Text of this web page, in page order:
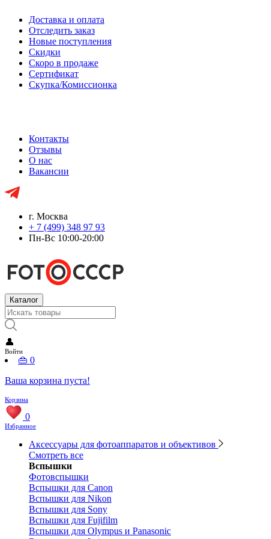
Доставка и оплата
Отследить заказ
Новые поступления
Скидки
Скоро в продаже
Сертификат
Скупка/Комиссионка
Контакты
Отзывы
О нас
Вакансии
г. Москва
+ 7 (499) 348 97 93
Пн-Вс 10:00-20:00
Каталог
👤
Войти
👜 0
Ваша корзина пуста!
Корзина
0
Избранное
Аксессуары для фотоаппаратов и объективов
Смотреть все
Вспышки
Фотовспышки
Вспышки для Canon
Вспышки для Nikon
Вспышки для Sony
Вспышки для Fujifilm
Вспышки для Olympus и Panasonic